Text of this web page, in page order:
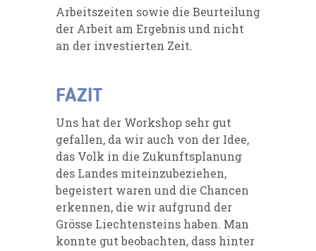
Arbeitszeiten sowie die Beurteilung
der Arbeit am Ergebnis und nicht
an der investierten Zeit.
FAZIT
Uns hat der Workshop sehr gut
gefallen, da wir auch von der Idee,
das Volk in die Zukunftsplanung
des Landes miteinzubeziehen,
begeistert waren und die Chancen
erkennen, die wir aufgrund der
Grösse Liechtensteins haben. Man
konnte gut beobachten, dass hinter